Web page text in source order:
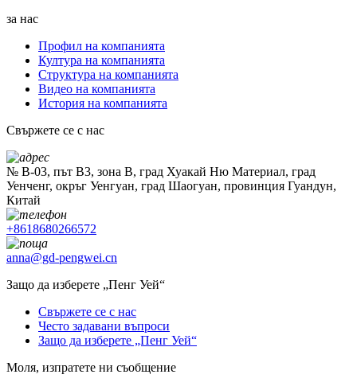
за нас
Профил на компанията
Култура на компанията
Структура на компанията
Видео на компанията
История на компанията
Свържете се с нас
№ B-03, път B3, зона B, град Хуакай Ню Материал, град
Уенченг, окръг Уенгуан, град Шаогуан, провинция Гуандун,
Китай
+8618680266572
anna@gd-pengwei.cn
Защо да изберете „Пенг Уей“
Свържете се с нас
Често задавани въпроси
Защо да изберете „Пенг Уей“
Моля, изпратете ни съобщение